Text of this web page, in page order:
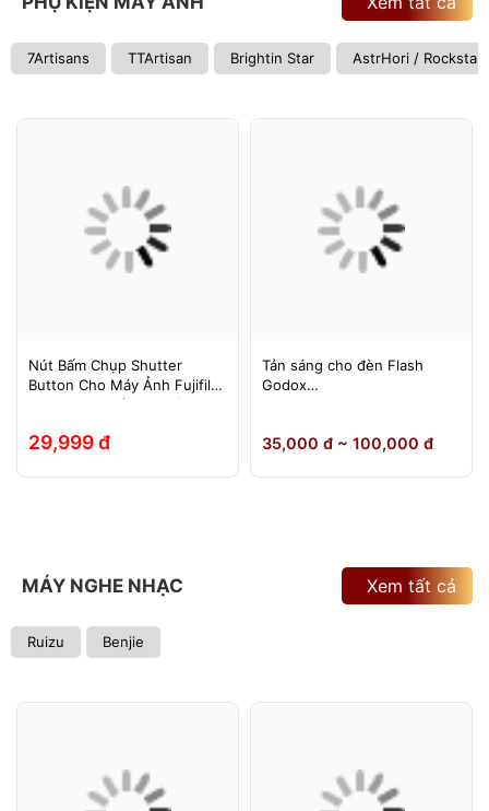
7Artisans TTArtisan Brightin Star AstrHori / Rockstar
Nút Bấm Chụp Shutter
Button Cho Máy Ảnh Fujifilm
Leica Contax (Ren Xoáy)
29,999 đ
Tản sáng cho đèn Flash
Godox
860III, Yongnuo 560II/565EX,
35,000 đ ~ 100,000 đ
MÁY NGHE NHẠC
Ruizu Benjie
Xem tất cả